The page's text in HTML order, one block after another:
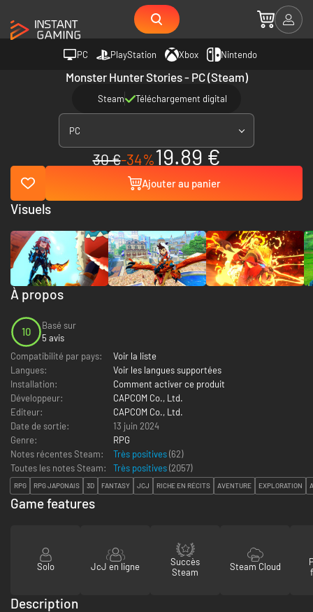
PC PlayStation Xbox Nintendo
Monster Hunter Stories - PC (Steam)
Steam Téléchargement digital
PC
30 €-34%19.89 €
Ajouter au panier
À propos
10
Basé sur
5 avis
Compatibilité par pays:
Voir la liste
Langues:
Voir les langues supportées
Installation:
Comment activer ce produit
Développeur:
CAPCOM Co., Ltd.
Editeur:
CAPCOM Co., Ltd.
Date de sortie:
13 juin 2024
Genre:
RPG
Notes récentes Steam:
Très positives(62)
Toutes les notes Steam:
Très positives(2057)
RPG RPG JAPONAIS 3D FANTASY JCJ RICHE EN RÉCITS AVENTURE EXPLORATION
Visuels
Game features
Solo JcJ en ligne
Succès
Steam
Steam Cloud
Description